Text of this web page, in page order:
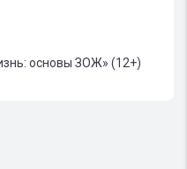
основы ЗОЖ» (12+)